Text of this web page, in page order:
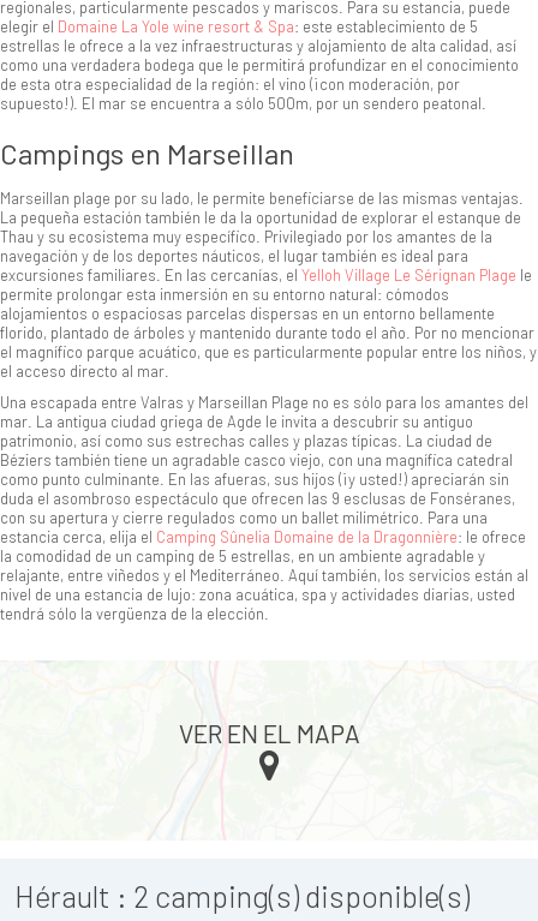
regionales, particularmente pescados y mariscos. Para su estancia, puede
elegir el Domaine La Yole wine resort & Spa: este establecimiento de 5
estrellas le ofrece a la vez infraestructuras y alojamiento de alta calidad, así
como una verdadera bodega que le permitirá profundizar en el conocimiento
de esta otra especialidad de la región: el vino (¡con moderación, por
supuesto!). El mar se encuentra a sólo 500m, por un sendero peatonal.
Campings en Marseillan
Marseillan plage por su lado, le permite beneficiarse de las mismas ventajas.
La pequeña estación también le da la oportunidad de explorar el estanque de
Thau y su ecosistema muy específico. Privilegiado por los amantes de la
navegación y de los deportes náuticos, el lugar también es ideal para
excursiones familiares. En las cercanías, el Yelloh Village Le Sérignan Plage le
permite prolongar esta inmersión en su entorno natural: cómodos
alojamientos o espaciosas parcelas dispersas en un entorno bellamente
florido, plantado de árboles y mantenido durante todo el año. Por no mencionar
el magnífico parque acuático, que es particularmente popular entre los niños, y
el acceso directo al mar.
Una escapada entre Valras y Marseillan Plage no es sólo para los amantes del
mar. La antigua ciudad griega de Agde le invita a descubrir su antiguo
patrimonio, así como sus estrechas calles y plazas típicas. La ciudad de
Béziers también tiene un agradable casco viejo, con una magnífica catedral
como punto culminante. En las afueras, sus hijos (¡y usted!) apreciarán sin
duda el asombroso espectáculo que ofrecen las 9 esclusas de Fonséranes,
con su apertura y cierre regulados como un ballet milimétrico. Para una
estancia cerca, elija el Camping Sûnelia Domaine de la Dragonnière: le ofrece
la comodidad de un camping de 5 estrellas, en un ambiente agradable y
relajante, entre viñedos y el Mediterráneo. Aquí también, los servicios están al
nivel de una estancia de lujo: zona acuática, spa y actividades diarias, usted
tendrá sólo la vergüenza de la elección.
Hérault : 2 camping(s) disponible(s)
VER EN EL MAPA